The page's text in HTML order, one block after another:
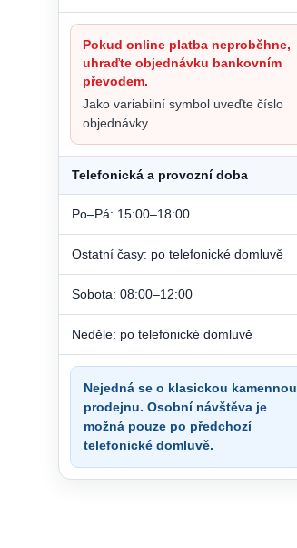
Pokud online platba neproběhne,
uhraďte objednávku bankovním
převodem.
Jako variabilní symbol uveďte číslo
objednávky.
Telefonická a provozní doba
Po–Pá: 15:00–18:00
Ostatní časy: po telefonické domluvě
Sobota: 08:00–12:00
Neděle: po telefonické domluvě
Nejedná se o klasickou kamennou
prodejnu. Osobní návštěva je
možná pouze po předchozí
telefonické domluvě.